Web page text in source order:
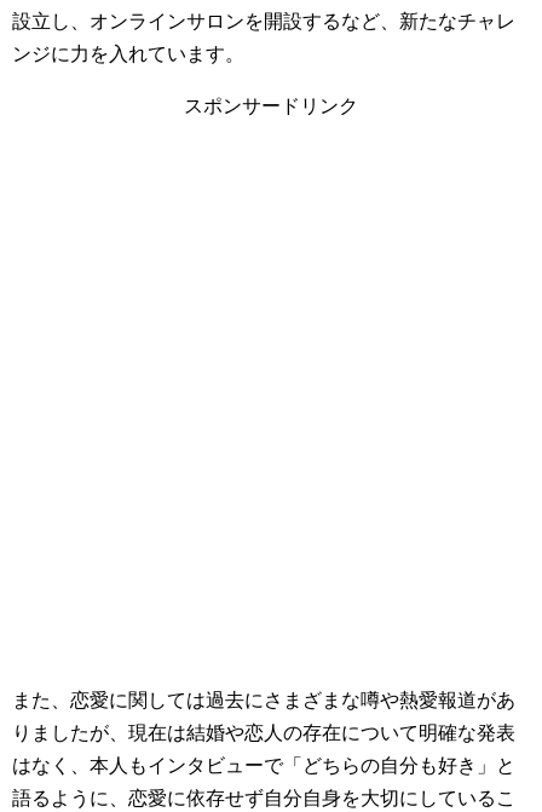
設立し、オンラインサロンを開設するなど、新たなチャレ
ンジに力を入れています。
スポンサードリンク
また、恋愛に関しては過去にさまざまな噂や熱愛報道があ
りましたが、現在は結婚や恋人の存在について明確な発表
はなく、本人もインタビューで「どちらの自分も好き」と
語るように、恋愛に依存せず自分自身を大切にしているこ